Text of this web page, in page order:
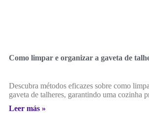
Como limpar e organizar a gaveta de
Descubra métodos eficazes sobre como
gaveta de talheres, garantindo uma cozinha
Leer más »